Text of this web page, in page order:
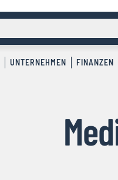
UNTERNEHMEN FINANZEN